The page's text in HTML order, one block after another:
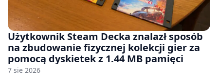
Użytkownik Steam Decka znalazł sposób
na zbudowanie fizycznej kolekcji gier za
pomocą dyskietek z 1.44 MB pamięci
7 sie 2026